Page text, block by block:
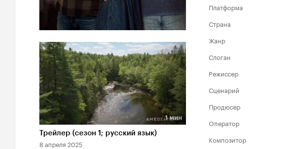
Длительность 1 мин
1 мин
Трейлер (сезон 1; русский язык)
8 апреля 2025
Платформа
Страна
Жанр
Слоган
Режиссер
Сценарий
Продюсер
Оператор
Композитор